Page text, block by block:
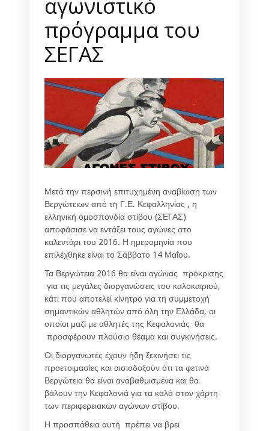
πρόγραμμα του
ΣΕΓΑΣ
Μετά την περσινή επιτυχημένη αναβίωση των
Βεργώτειων από τη Γ.Ε. Κεφαλληνίας , η
ελληνική ομοσπονδία στίβου (ΣΕΓΑΣ)
αποφάσισε να εντάξει τους αγώνες στο
καλεντάρι του 2016. Η ημερομηνία που
επιλέχθηκε είναι το Σάββατο 14 Μαΐου.
Τα Βεργώτεια 2016 θα είναι αγώνας πρόκρισης
για τις μεγάλες διοργανώσεις του καλοκαιριού,
κάτι που αποτελεί κίνητρο για τη συμμετοχή
σημαντικών αθλητών από όλη την Ελλάδα, οι
οποίοι μαζί με αθλητές της Κεφαλονιάς θα
προσφέρουν πλούσιο θέαμα και συγκινήσεις.
Οι διοργανωτές έχουν ήδη ξεκινήσει τις
προετοιμασίες και αισιοδοξούν ότι τα φετινά
Βεργώτεια θα είναι αναβαθμισμένα και θα
βάλουν την Κεφαλονιά για τα καλά στον χάρτη
των περιφερειακών αγώνων στίβου.
Η προσπάθεια αυτή πρέπει να βρει